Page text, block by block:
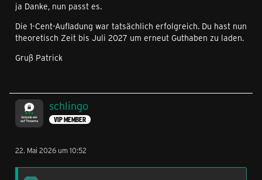
ja Danke, nun passt es.
Die 1-Cent-Aufladung war tatsächlich erfolgreich. Du hast nun
theoretisch Zeit bis Juli 2027 um erneut Guthaben zu laden.
Gruß Patrick
schlingo
VIP MEMBER
22. Mai 2026 um 10:52